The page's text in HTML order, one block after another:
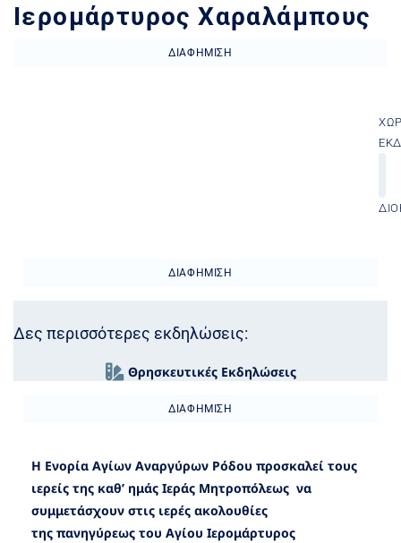
Ιερομάρτυρος Χαραλάμπους
ΔΙΑΦΉΜΙΣΗ
ΔΙΑΦΉΜΙΣΗ
Δες περισσότερες εκδηλώσεις:
Θρησκευτικές Εκδηλώσεις
ΔΙΑΦΉΜΙΣΗ
Η Ενορία Αγίων Αναργύρων Ρόδου προσκαλεί τους
ιερείς της καθ’ ημάς Ιεράς Μητροπόλεως να
συμμετάσχουν στις ιερές ακολουθίες
της πανηγύρεως του Αγίου Ιερομάρτυρος